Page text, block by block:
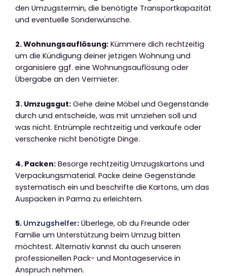
den Umzugstermin, die benötigte Transportkapazität
und eventuelle Sonderwünsche.
2. Wohnungsauflösung: Kümmere dich rechtzeitig
um die Kündigung deiner jetzigen Wohnung und
organisiere ggf. eine Wohnungsauflösung oder
Übergabe an den Vermieter.
3. Umzugsgut: Gehe deine Möbel und Gegenstände
durch und entscheide, was mit umziehen soll und
was nicht. Entrümple rechtzeitig und verkaufe oder
verschenke nicht benötigte Dinge.
4. Packen: Besorge rechtzeitig Umzugskartons und
Verpackungsmaterial. Packe deine Gegenstände
systematisch ein und beschrifte die Kartons, um das
Auspacken in Parma zu erleichtern.
5. Umzugshelfer: Überlege, ob du Freunde oder
Familie um Unterstützung beim Umzug bitten
möchtest. Alternativ kannst du auch unseren
professionellen Pack- und Montageservice in
Anspruch nehmen.